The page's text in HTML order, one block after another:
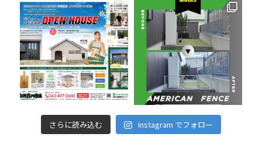
さらに読み込む Instagram でフォロー